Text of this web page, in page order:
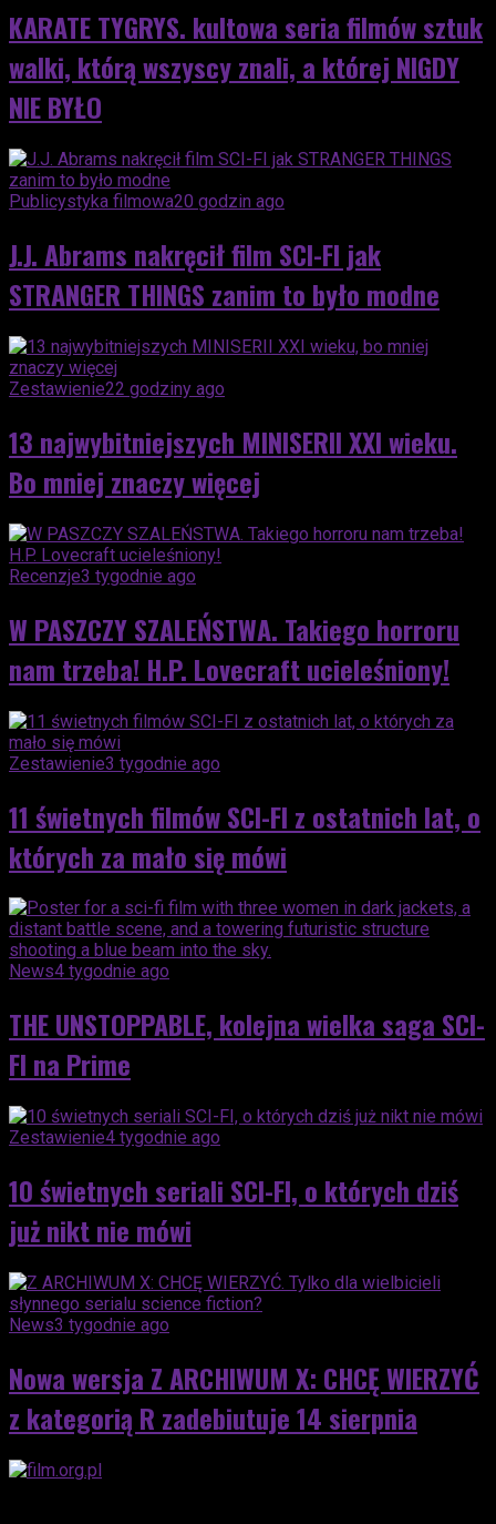
KARATE TYGRYS. kultowa seria filmów sztuk
walki, którą wszyscy znali, a której NIGDY
NIE BYŁO
Publicystyka filmowa20 godzin ago
J.J. Abrams nakręcił film SCI-FI jak
STRANGER THINGS zanim to było modne
Zestawienie22 godziny ago
13 najwybitniejszych MINISERII XXI wieku.
Bo mniej znaczy więcej
Recenzje3 tygodnie ago
W PASZCZY SZALEŃSTWA. Takiego horroru
nam trzeba! H.P. Lovecraft ucieleśniony!
Zestawienie3 tygodnie ago
11 świetnych filmów SCI-FI z ostatnich lat, o
których za mało się mówi
News4 tygodnie ago
THE UNSTOPPABLE, kolejna wielka saga SCI-
FI na Prime
Zestawienie4 tygodnie ago
10 świetnych seriali SCI-FI, o których dziś
już nikt nie mówi
News3 tygodnie ago
Nowa wersja Z ARCHIWUM X: CHCĘ WIERZYĆ
z kategorią R zadebiutuje 14 sierpnia